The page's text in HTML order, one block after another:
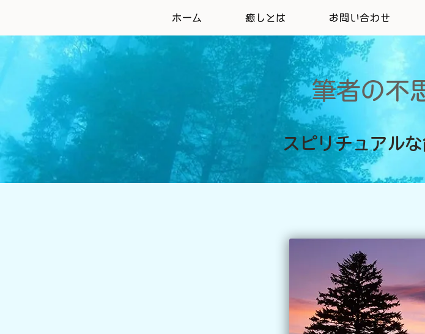
ホーム 癒しとは お問い合わせ
筆者の不
スピリチュアル